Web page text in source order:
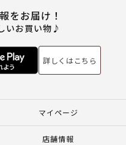
をお届け！
いお買い物♪
詳しくはこちら
マイページ
店舗情報